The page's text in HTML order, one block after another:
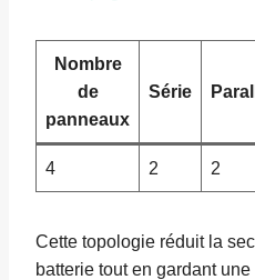
Nombre
de
panneaux
Série
4 2 2
Cette topologie réduit la
batterie tout en gardant